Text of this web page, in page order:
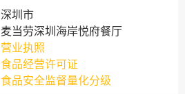
深圳市
麦当劳深圳海岸悦府餐厅
营业执照
食品经营许可证
食品安全监督量化分级